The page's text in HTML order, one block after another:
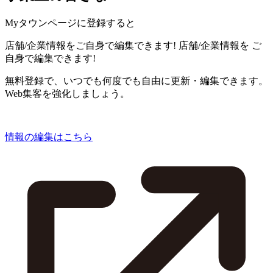
Myタウンページに登録すると
店舗/企業情報をご自身で編集できます! 店舗/企業情報を ご
自身で編集できます!
無料登録で、いつでも何度でも自由に更新・編集できます。
Web集客を強化しましょう。
情報の編集はこちら